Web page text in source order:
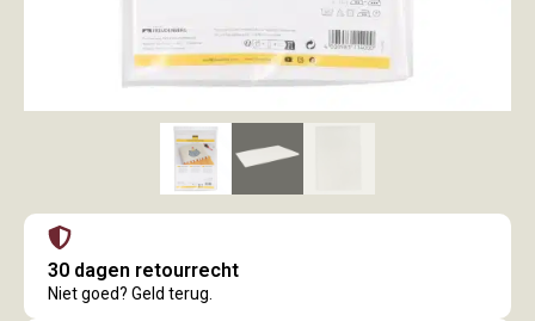
30 dagen retourrecht
Niet goed? Geld terug.